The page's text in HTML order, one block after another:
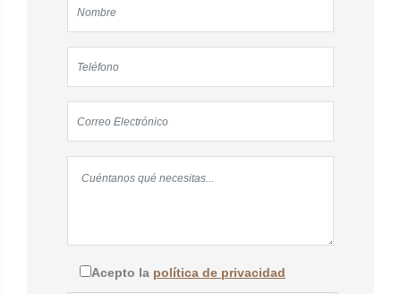
Acepto la política de privacidad